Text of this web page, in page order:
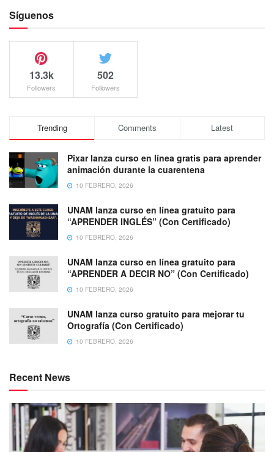
Síguenos
13.3k
Followers
502
Followers
Trending Comments Latest
Pixar lanza curso en línea gratis para aprender
animación durante la cuarentena
10 FEBRERO, 2026
UNAM lanza curso en línea gratuito para
“APRENDER INGLÉS” (Con Certificado)
10 FEBRERO, 2026
UNAM lanza curso en línea gratuito para
“APRENDER A DECIR NO” (Con Certificado)
10 FEBRERO, 2026
UNAM lanza curso gratuito para mejorar tu
Ortografía (Con Certificado)
10 FEBRERO, 2026
Recent News